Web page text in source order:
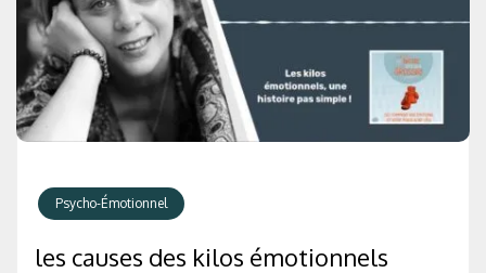
Psycho-Émotionnel
les causes des kilos émotionnels